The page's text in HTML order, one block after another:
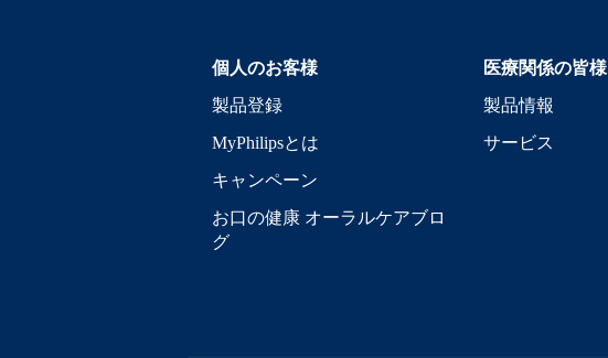
個人のお客様
製品登録
MyPhilipsとは
キャンペーン
お口の健康 オーラルケアブロ
グ
医療関係の皆様
製品情報
サービス